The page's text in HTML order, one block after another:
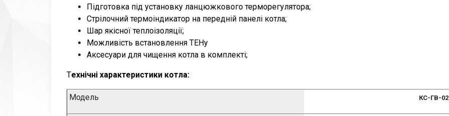
Підготовка під установку ланцюжкового терморегулятора;
Стрілочний термоіндикатор на передній панелі котла;
Шар якісної теплоізоляції;
Можливість встановлення ТЕНу
Аксесуари для чищення котла в комплекті;
Технічні характеристики котла:
Модель КС-ГВ-